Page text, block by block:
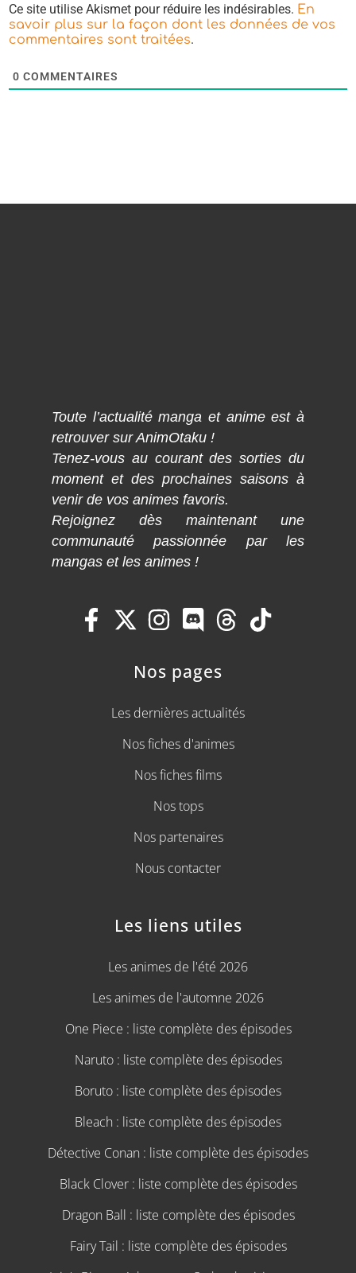
Ce site utilise Akismet pour réduire les indésirables. En
savoir plus sur la façon dont les données de vos
commentaires sont traitées.
0 COMMENTAIRES
Toute l’actualité manga et anime est à
retrouver sur AnimOtaku !
Tenez-vous au courant des sorties du
moment et des prochaines saisons à
venir de vos animes favoris.
Rejoignez dès maintenant une
communauté passionnée par les
mangas et les animes !
Nos pages
Les dernières actualités
Nos fiches d'animes
Nos fiches films
Nos tops
Nos partenaires
Nous contacter
Les liens utiles
Les animes de l'été 2026
Les animes de l'automne 2026
One Piece : liste complète des épisodes
Naruto : liste complète des épisodes
Boruto : liste complète des épisodes
Bleach : liste complète des épisodes
Détective Conan : liste complète des épisodes
Black Clover : liste complète des épisodes
Dragon Ball : liste complète des épisodes
Fairy Tail : liste complète des épisodes